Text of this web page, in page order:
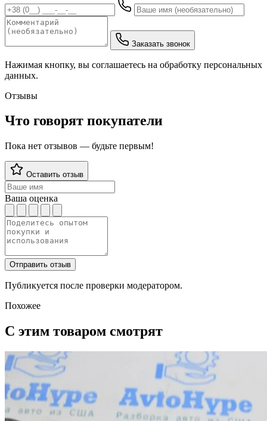
Заказать звонок
Нажимая кнопку, вы соглашаетесь на обработку персональных
данных.
Отзывы
Что говорят покупатели
Пока нет отзывов — будьте первым!
Оставить отзыв
Ваша оценка
Отправить отзыв
Публикуется после проверки модератором.
Похожее
С этим товаром смотрят